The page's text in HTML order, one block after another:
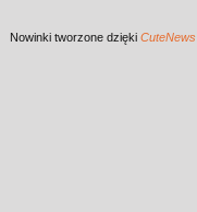
Nowinki tworzone dzięki CuteNews